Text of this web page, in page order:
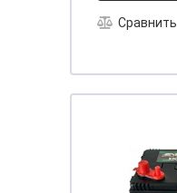
Сравнить